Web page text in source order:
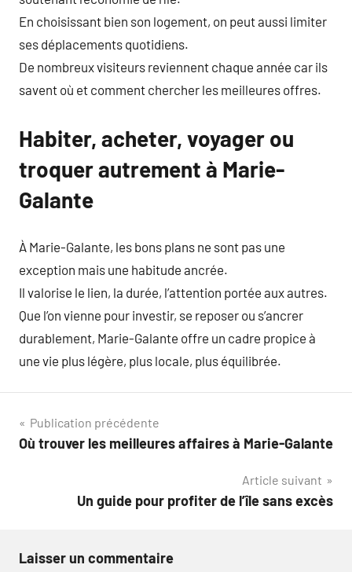
En choisissant bien son logement, on peut aussi limiter
ses déplacements quotidiens.
De nombreux visiteurs reviennent chaque année car ils
savent où et comment chercher les meilleures offres.
Habiter, acheter, voyager ou
troquer autrement à Marie-
Galante
À Marie-Galante, les bons plans ne sont pas une
exception mais une habitude ancrée.
Il valorise le lien, la durée, l’attention portée aux autres.
Que l’on vienne pour investir, se reposer ou s’ancrer
durablement, Marie-Galante offre un cadre propice à
une vie plus légère, plus locale, plus équilibrée.
Navigation
de
Publication précédente
Où trouver les meilleures affaires à Marie-Galante
Article suivant
Un guide pour profiter de l’île sans excès
Laisser un commentaire